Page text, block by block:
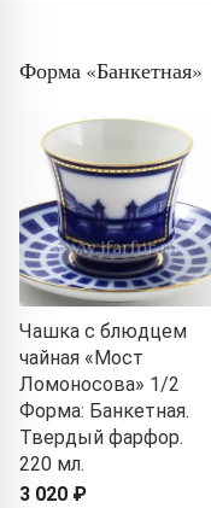
Форма «Банкетная»
Чашка с блюдцем
чайная «Мост
Ломоносова» 1/2
Форма: Банкетная.
Твердый фарфор.
220 мл.
3 020 ₽